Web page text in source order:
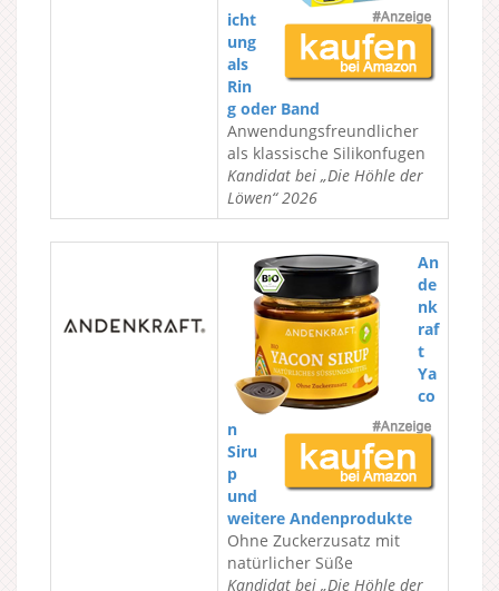
icht
ung
als
Rin
g oder Band
Anwendungsfreundlicher
als klassische Silikonfugen
Kandidat bei „Die Höhle der
Löwen“ 2026
An
de
nk
raf
t
Ya
co
n
Siru
p
und
weitere Andenprodukte
Ohne Zuckerzusatz mit
natürlicher Süße
Kandidat bei „Die Höhle der